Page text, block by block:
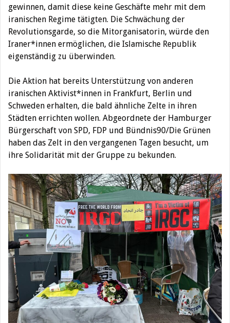
gewinnen, damit diese keine Geschäfte mehr mit dem
iranischen Regime tätigten. Die Schwächung der
Revolutionsgarde, so die Mitorganisatorin, würde den
Iraner*innen ermöglichen, die Islamische Republik
eigenständig zu überwinden.
Die Aktion hat bereits Unterstützung von anderen
iranischen Aktivist*innen in Frankfurt, Berlin und
Schweden erhalten, die bald ähnliche Zelte in ihren
Städten errichten wollen. Abgeordnete der Hamburger
Bürgerschaft von SPD, FDP und Bündnis90/Die Grünen
haben das Zelt in den vergangenen Tagen besucht, um
ihre Solidarität mit der Gruppe zu bekunden.